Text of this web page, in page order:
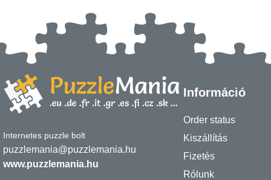
Internetes puzzle bolt
puzzlemania@puzzlemania.hu
www.puzzlemania.hu
Információ
Order status
Kiszállítás
Fizetés
Rólunk